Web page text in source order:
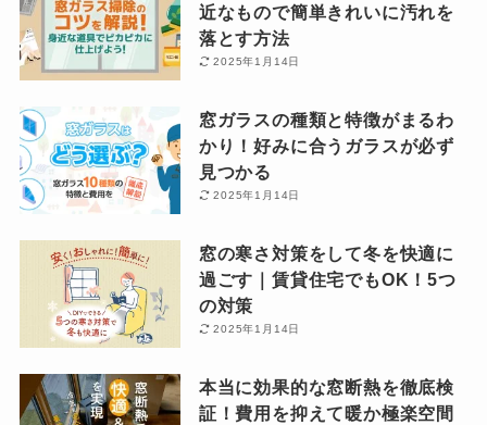
近なもので簡単きれいに汚れを
落とす方法
2025年1月14日
窓ガラスの種類と特徴がまるわ
かり！好みに合うガラスが必ず
見つかる
2025年1月14日
窓の寒さ対策をして冬を快適に
過ごす｜賃貸住宅でもOK！5つ
の対策
2025年1月14日
本当に効果的な窓断熱を徹底検
証！費用を抑えて暖か極楽空間